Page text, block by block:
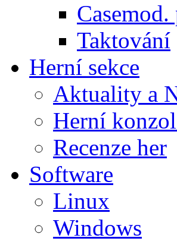
Taktování
Herní sekce
Aktuality a
Herní
Recenze her
Software
Linux
Windows